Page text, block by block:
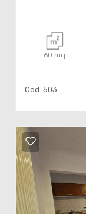
60 mq
Cod. 503